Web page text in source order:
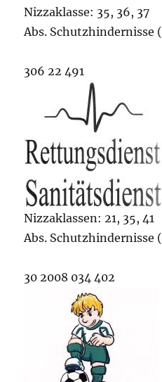
Nizzaklasse: 35, 36, 37
Abs. Schutzhindernisse (
306 22 491
Nizzaklassen: 21, 35, 41
Abs. Schutzhindernisse (
30 2008 034 402